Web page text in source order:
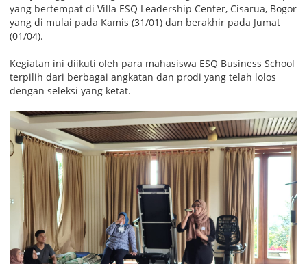
yang bertempat di Villa ESQ Leadership Center, Cisarua, Bogor
yang di mulai pada Kamis (31/01) dan berakhir pada Jumat
(01/04).
Kegiatan ini diikuti oleh para mahasiswa ESQ Business School
terpilih dari berbagai angkatan dan prodi yang telah lolos
dengan seleksi yang ketat.